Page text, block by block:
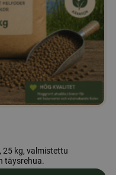
kg, valmistettu
täysrehua.